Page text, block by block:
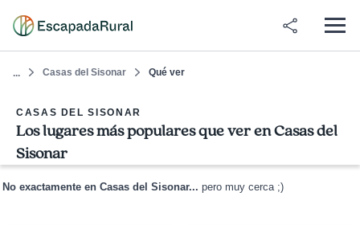
... Casas del Sisonar Qué ver
CASAS DEL SISONAR
Los lugares más populares que ver en Casas del
Sisonar
No exactamente en Casas del Sisonar... pero muy cerca ;)